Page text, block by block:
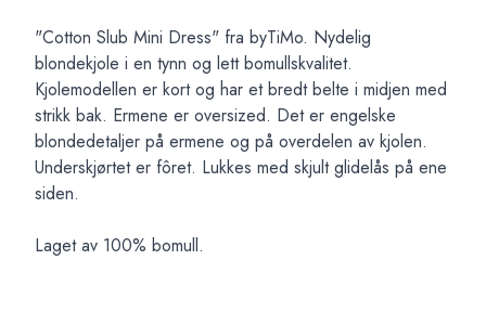
Description
"Cotton Slub Mini Dress" fra byTiMo. Nydelig
blondekjole i en tynn og lett bomullskvalitet.
Kjolemodellen er kort og har et bredt belte i midjen med
strikk bak. Ermene er oversized. Det er engelske
blondedetaljer på ermene og på overdelen av kjolen.
Underskjørtet er fôret. Lukkes med skjult glidelås på ene
siden.
Laget av 100% bomull.